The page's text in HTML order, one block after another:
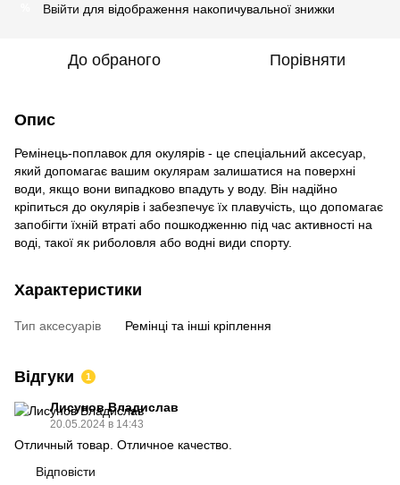
Ввійти для відображення накопичувальної знижки
До обраного Порівняти
Опис
Ремінець-поплавок для окулярів - це спеціальний аксесуар,
який допомагає вашим окулярам залишатися на поверхні
води, якщо вони випадково впадуть у воду. Він надійно
кріпиться до окулярів і забезпечує їх плавучість, що допомагає
запобігти їхній втраті або пошкодженню під час активності на
воді, такої як риболовля або водні види спорту.
Характеристики
Тип аксесуарів Ремінці та інші кріплення
Відгуки 1
Лисунов Владислав
20.05.2024 в 14:43
Отличный товар. Отличное качество.
Відповісти